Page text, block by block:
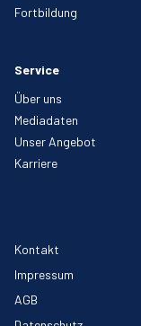
Fortbildung
Service
Über uns
Mediadaten
Unser Angebot
Karriere
Kontakt
Impressum
AGB